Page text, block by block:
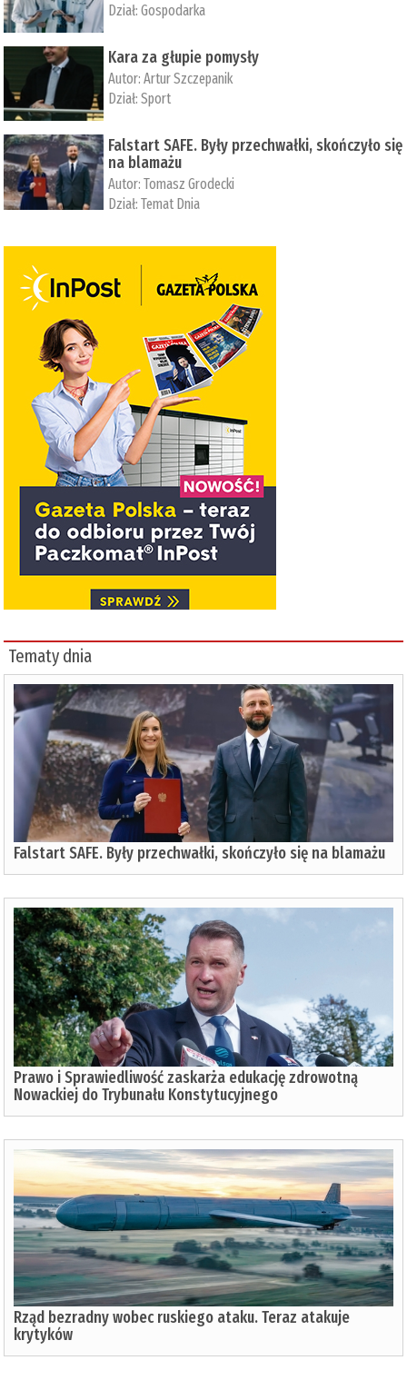
Dział:Gospodarka
Kara za głupie pomysły
Autor:Artur Szczepanik
Dział:Sport
Falstart SAFE. Były przechwałki, skończyło się
na blamażu
Autor:Tomasz Grodecki
Dział:Temat Dnia
Tematy dnia
Falstart SAFE. Były przechwałki, skończyło się na blamażu
Prawo i Sprawiedliwość zaskarża edukację zdrowotną
Nowackiej do Trybunału Konstytucyjnego
Rząd bezradny wobec ruskiego ataku. Teraz atakuje
krytyków